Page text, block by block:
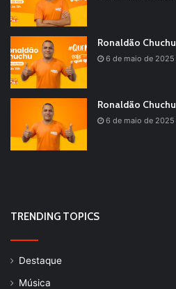
Ronaldão Chuchu
6 de maio de 2025
Ronaldão Chuchu
6 de maio de 2025
TRENDING TOPICS
Destaque
Música